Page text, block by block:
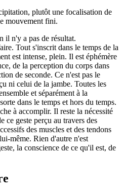
plutôt une focalisation de
mouvement fini.
il n'y a pas de résultat.
Tout s'inscrit dans le temps de la
est intense, plein. Il est éphémère
de la perception du corps dans
de seconde. Ce n'est pas le
ni celui de la jambe. Toutes les
et séparément à la
dans le temps et hors du temps.
à accomplir. Il reste la nécessité
ce geste perçu au travers des
des muscles et des tendons
même. Rien d'autre n'est
la conscience de ce qu'il est, de